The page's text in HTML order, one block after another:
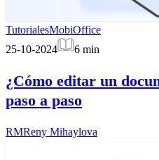
TutorialesMobiOffice
25-10-2024
6 min
¿Cómo editar un
paso a paso
RMReny Mihaylova